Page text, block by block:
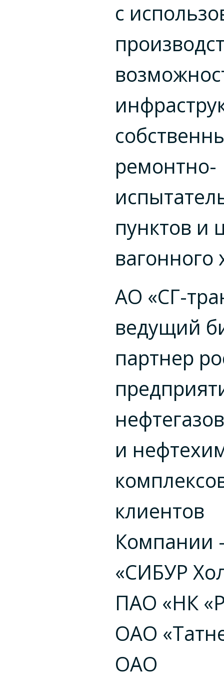
с
ремонтно-
пунктов и
вагонного
АО «СГ-
ведущий
партнер
и
клиентов
«СИБУР
ПАО «НК
ОАО
ОАО